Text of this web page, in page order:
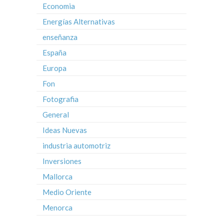
Economia
Energías Alternativas
enseñanza
España
Europa
Fon
Fotografia
General
Ideas Nuevas
industria automotriz
Inversiones
Mallorca
Medio Oriente
Menorca